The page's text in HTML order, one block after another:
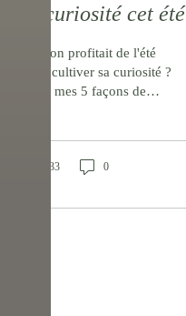
ta curiosité cet été
Et si on profitait de l'été
pour cultiver sa curiosité ?
Voici mes 5 façons de
33 0